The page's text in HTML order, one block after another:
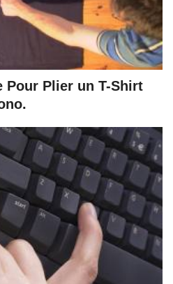
Pour Plier un T-Shirt